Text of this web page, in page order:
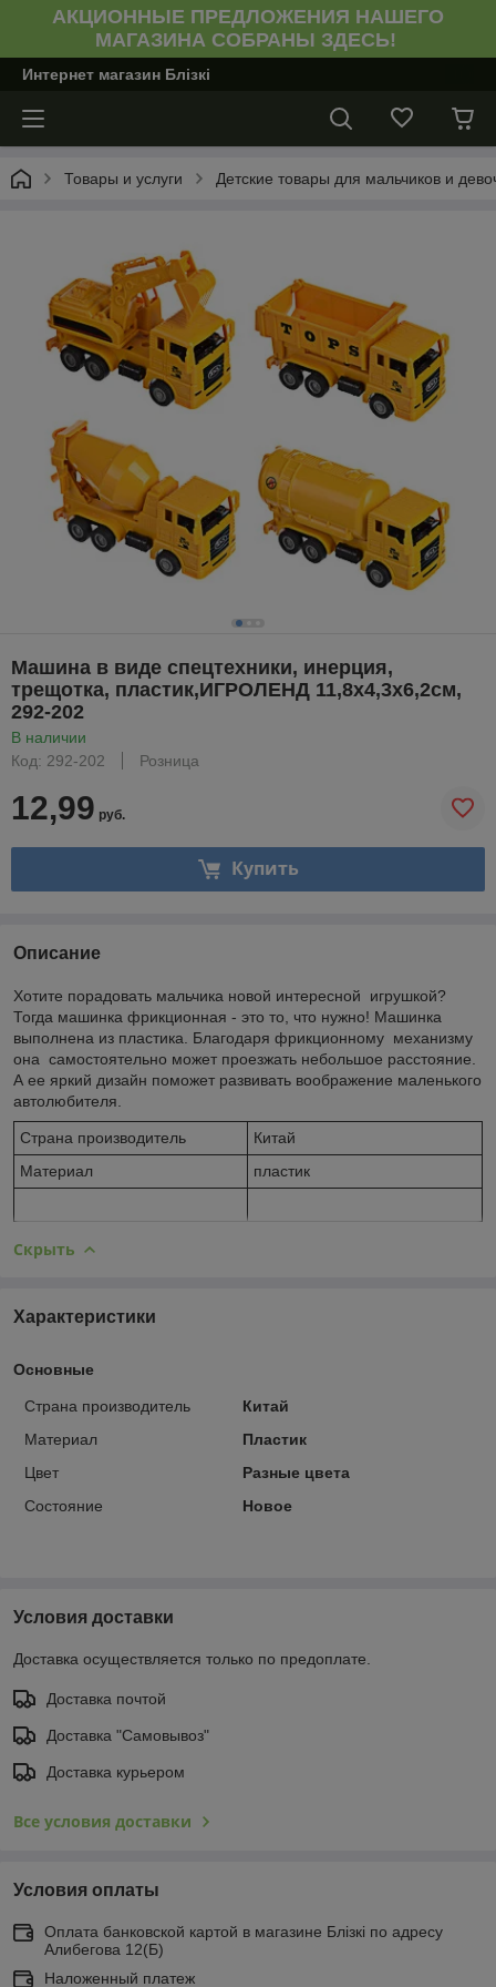
АКЦИОННЫЕ ПРЕДЛОЖЕНИЯ НАШЕГО
МАГАЗИНА СОБРАНЫ ЗДЕСЬ!
Интернет магазин Блiзкi
Товары и услуги Детские товары для мальчиков и
Машина в виде спецтехники, инерция,
трещотка, пластик,ИГРОЛЕНД 11,8х4,3х6,2см,
292-202
В наличии
Код: 292-202
Розница
12,99 руб.
Купить
Описание
Хотите порадовать мальчика новой интересной игрушкой?
Тогда машинка фрикционная - это то, что нужно! Машинка
выполнена из пластика. Благодаря фрикционному механизму
она самостоятельно может проезжать небольшое расстояние.
А ее яркий дизайн поможет развивать воображение маленького
автолюбителя.
Страна производитель
Китай
Материал
пластик
Скрыть
Характеристики
Основные
Страна производитель
Китай
Материал
Пластик
Цвет
Разные цвета
Состояние
Новое
Условия доставки
Доставка осуществляется только по предоплате.
Доставка почтой
Доставка "Самовывоз"
Доставка курьером
Все условия доставки
Условия оплаты
Оплата банковской картой в магазине Блiзкi по адресу
Алибегова 12(Б)
Наложенный платеж